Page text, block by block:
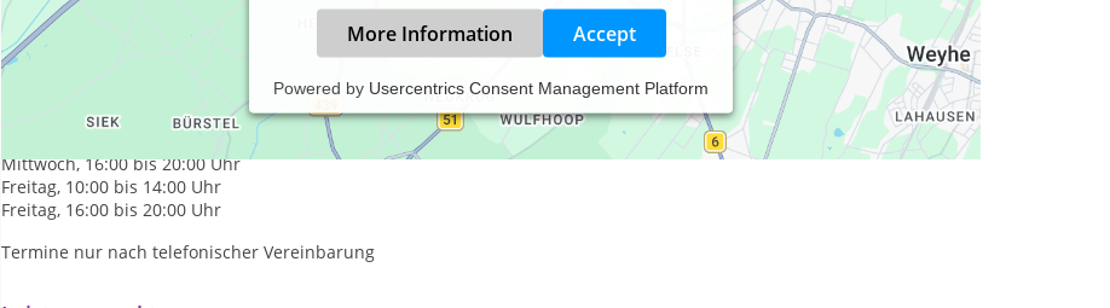
More Information Accept
Powered by Usercentrics Consent Management Platform
Praxiszeiten:
Montag, 16:00 bis 20:00 Uhr
Mittwoch, 16:00 bis 20:00 Uhr
Freitag, 10:00 bis 14:00 Uhr
Freitag, 16:00 bis 20:00 Uhr
Termine nur nach telefonischer Vereinbarung